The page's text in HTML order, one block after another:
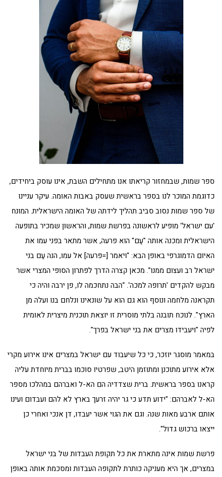
ספר שמות, שבמחזור קריאתו אנו מתחילים השבת, אינו עוסק ביחידים,
כדוגמת המוכר לנו בספר בראשית שעסק באבות האומה. עיקר עניינו
של ספר שמות נסוב סביב תהליך לידתה של האומה הישראלית. המונח
'עם ישראל' מופיע לראשונה בפרשת שמות, והראשון שמכיר בתופעה
הישראלית ומכנה אותה "עַם" הוא פרעה, אשר מתאר בפני עמו את
האיום הדמוגרפי באופן הבא: "ויאמר [=פרעה] אל עמו, הנה עַם בני
ישראל רב ועצום ממנו". מכאן קצרה הדרך לפתרון הסופי המצרי אשר
מבקש להקדים 'תרופה למכה'. "הבה נתחכמה לו, פן ירבה והיה כי
תקראנה מלחמה ונוסף הוא גם הוא על שונאינו ונלחם בנו ועלה מן
הארץ". לנוכח תובנה בלתי מוסרית זו יוצאת תוכנית מיצרית לאומית
לפיה "ויעבידו מצרים את בני ישראל בפרך".
במאמר מוסגר יוזכר, כי כל שיעבוד עם ישראל במצרים אינו אירוע מקרי
אלא אירוע מתוכנן ומתוזמן היטב, שפרטיו סוכמו בברית מיוחדת עליה
קראנו בספר בראשית. ברית שצדדיה הם הא-ל ואברהם במהלכו מספר
הא-ל לאברהם: "ידוע תדע כי גר יהיה זרעך בארץ לא להם ועבדום ועינו
אותם ארבע מאות שנה. וגם את הגוי אשר יעבדו, דן אנכי ואחרי כן
ייצאו ברכוש גדול".
פרשת שמות אינה מתארת את כל תקופת העבדות של בני ישראל
במצרים, אך היא מעניקה כותרת לתקופה העבדות ומסכמת אותה באופן